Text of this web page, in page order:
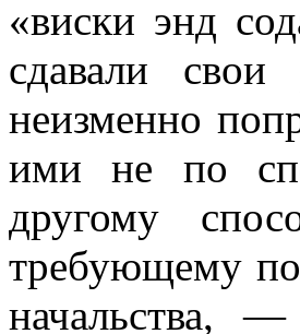
«виски энд
сдавали
неизменно
ими не по
другому
требую­щему
начальства,